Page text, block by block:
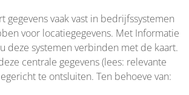
gegevens vaak vast in bedrijfssystemen
voor locatiegegevens. Met Informatie
deze systemen verbinden met de kaart.
centrale gegevens (lees: relevante
te ontsluiten. Ten behoeve van: